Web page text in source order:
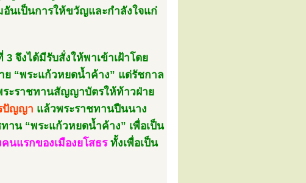
นเป็นการให้ขวัญและกำลังใจแก่
จึงได้มีรับสั่งให้พาเข้าเฝ้าโดย
ย “พระแก้วหยดน้ำค้าง” แด่รัชกาล
ระราชทานสัญญาบัตรให้ท้าวฝ่าย
ปัญญา แล้วพระราชทานปืนนาง
าน “พระแก้วหยดน้ำค้าง” เพื่อเป็น
นแรกของเมืองยโสธร ทั้งเพื่อเป็น